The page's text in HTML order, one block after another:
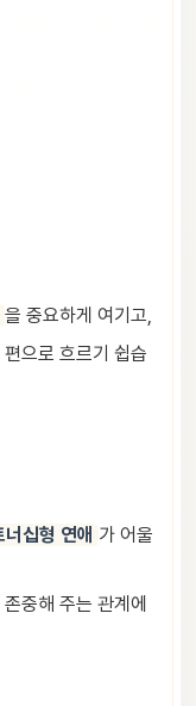
을 중요하게 여기고,
으로 흐르기 쉽습
십형 연애 가 어울
중해 주는 관계에